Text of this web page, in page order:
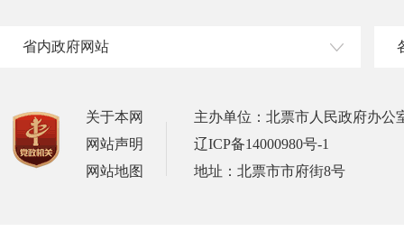
省内政府网站
关于本网
网站声明
网站地图
主办单位：北票市人民政府办公
辽ICP备14000980号-1
地址：北票市市府街8号